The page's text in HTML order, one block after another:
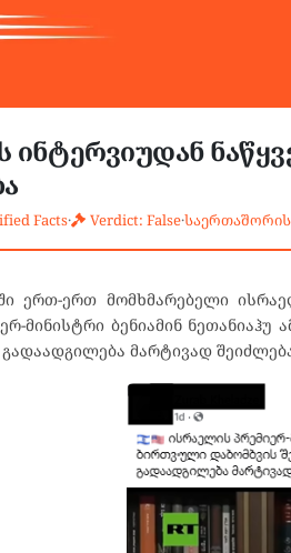
ინტერვიუდან
Facts· Verdict: False·
ერთ-ერთ მომხმარებელი
მინისტრი ბენიამინ
გადაადგილება მარტივად